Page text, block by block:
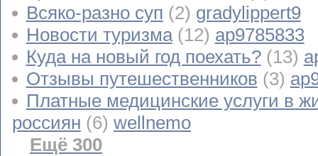
Всяко-разно суп (2) gradylippert9
Новости туризма (12) ap9785833
Куда на новый год поехать? (13)
Отзывы путешественников (3)
Платные медицинские услуги в
россиян (6) wellnemo
Ещё 300